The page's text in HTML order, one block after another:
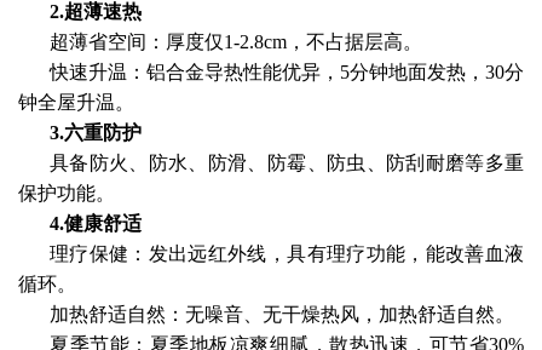
2.超薄速热
超薄省空间：厚度仅1-2.8cm，不占据层高。
快速升温：铝合金导热性能优异，5分钟地面发热，30分
钟全屋升温。
3.六重防护
具备防火、防水、防滑、防霉、防虫、防刮耐磨等多重
保护功能。
4.健康舒适
理疗保健：发出远红外线，具有理疗功能，能改善血液
循环。
加热舒适自然：无噪音、无干燥热风，加热舒适自然。
夏季节能：夏季地板凉爽细腻，散热迅速，可节省30%